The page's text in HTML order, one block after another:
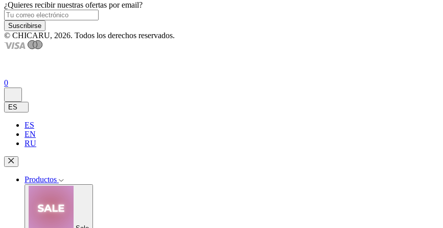
¿Quieres recibir nuestras ofertas por email?
Suscribirse
© CHICARU, 2026. Todos los derechos reservados.
0
ES
ES
EN
RU
Productos